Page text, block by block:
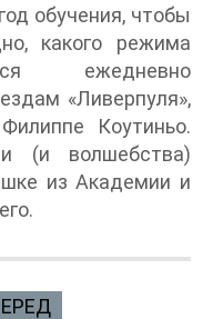
обучения, чтобы
какого режима
ежедневно
«Ливерпуля»,
Коутиньо.
(и волшебства)
из Академии и